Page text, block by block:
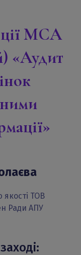
МСА
«Аудит
ними
ТОВ
Ради АПУ